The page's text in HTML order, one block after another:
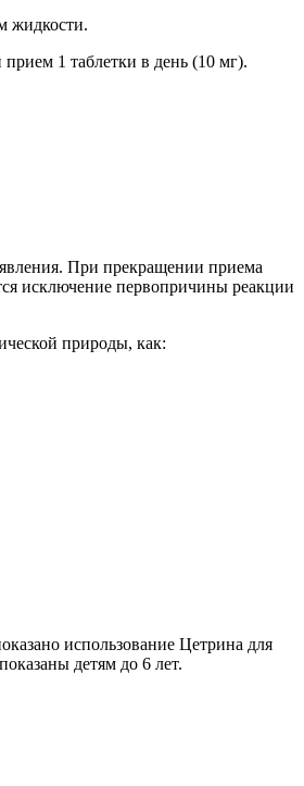
жидкости.
1 таблетки в день (10 мг).
При прекращении приема
исключение первопричины реакции
природы, как:
использование Цетрина для
детям до 6 лет.